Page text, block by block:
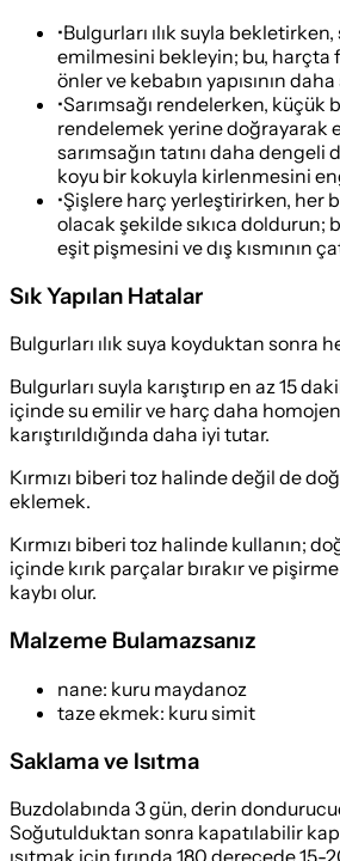
•Bulgurları ılık suyla
emilmesini bekleyin; bu, harçta
önler ve kebabın yapısının daha
•Sarımsağı rendelerken, küçük
rendelemek yerine doğrayarak
sarımsağın tatını daha dengeli
koyu bir kokuyla kirlenmesini
•Şişlere harç yerleştirirken, her
olacak şekilde sıkıca doldurun;
eşit pişmesini ve dış kısmının
Sık Yapılan Hatalar
Bulgurları ılık suya koyduktan sonra
Bulgurları suyla karıştırıp en az 15
içinde su emilir ve harç daha homojen
karıştırıldığında daha iyi tutar.
Kırmızı biberi toz halinde değil de
eklemek.
Kırmızı biberi toz halinde kullanın;
içinde kırık parçalar bırakır ve pişirme
kaybı olur.
Malzeme Bulamazsanız
nane: kuru maydanoz
taze ekmek: kuru simit
Saklama ve Isıtma
Buzdolabında 3 gün, derin
Soğutulduktan sonra kapatılabilir